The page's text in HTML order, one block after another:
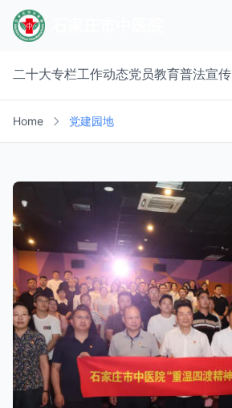
二十大专栏工作动态党员教育普法宣传
Home 党建园地